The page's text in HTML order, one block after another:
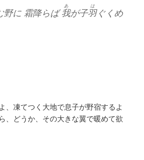
野に 霜降らば我
あ
が子羽
は
ぐくめ
、凍てつく大地で息子が野宿するよ
、どうか、その大きな翼で暖めて欲